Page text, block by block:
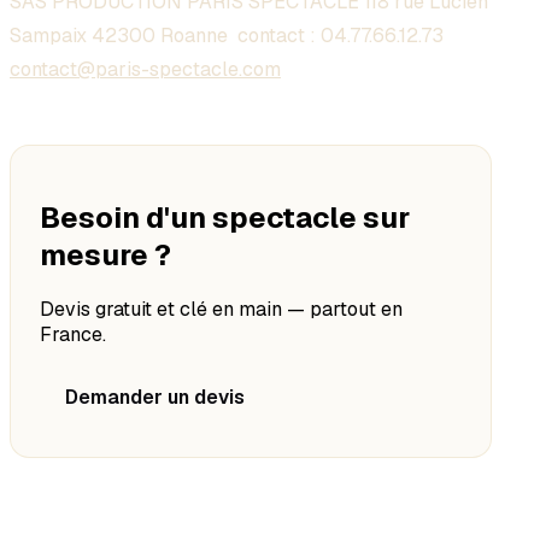
Sampaix 42300 Roanne contact : 04.77.66.12.73
contact@paris-spectacle.com
Besoin d'un spectacle sur
mesure ?
Devis gratuit et clé en main — partout en
France.
Demander un devis